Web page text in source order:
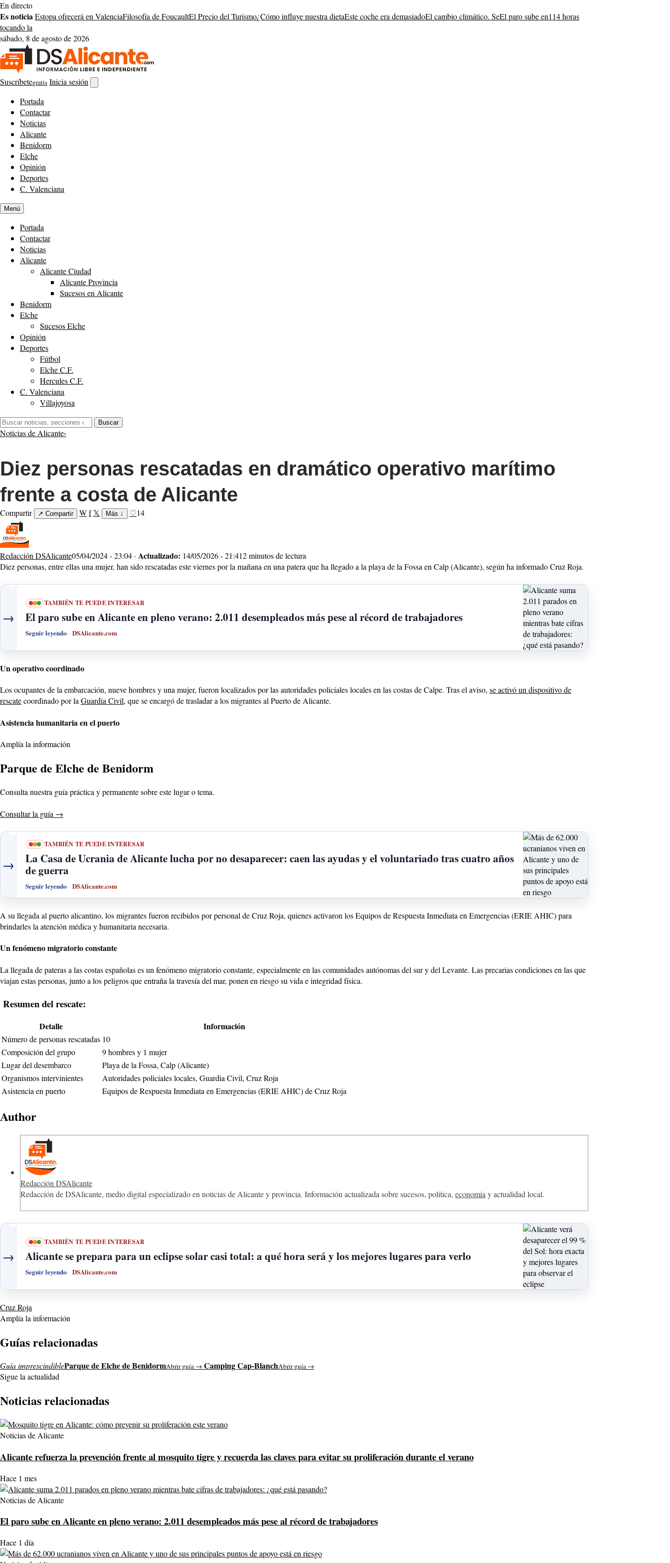
Saltar
al
contenido
En directo
Es noticiaEstopa ofrecerá en ValenciaFilosofía de FoucaultEl Precio del Turismo¿Cómo influye nuestra dietaEste coche era demasiadoEl cambio climático. SeEl paro sube en114 horas
tocando la
sábado, 8 de agosto de 2026
Suscríbetegratis Inicia sesión
buscador
Portada
Contactar
Noticias
Alicante
Benidorm
Elche
Opinión
Deportes
C. Valenciana
Menú
Portada
Contactar
Noticias
Alicante
Alicante Ciudad
Alicante Provincia
Sucesos en Alicante
Benidorm
Elche
Sucesos Elche
Opinión
Deportes
Fútbol
Elche C.F.
Hercules C.F.
C. Valenciana
Villajoyosa
Buscar:
Buscar
Noticias de Alicante›
Diez personas rescatadas en dramático operativo marítimo
frente a costa de Alicante
Compartir ↗ Compartir Wf 𝕏 Más ↓ ♡14
Redacción DSAlicante05/04/2024 - 23:04 · Actualizado: 14/05/2026 - 21:412 minutos de lectura
Diez personas, entre ellas una mujer, han sido rescatadas este viernes por la mañana en una patera que ha llegado a la playa de la Fossa en Calp (Alicante), según ha informado Cruz Roja.
→
TAMBIÉN TE PUEDE INTERESAR
El paro sube en Alicante en pleno verano: 2.011 desempleados más pese al récord de trabajadores
Seguir leyendo DSAlicante.com
Un operativo coordinado
Los ocupantes de la embarcación, nueve hombres y una mujer, fueron localizados por las autoridades policiales locales en las costas de Calpe. Tras el aviso, se activó un dispositivo de
rescatecoordinado por la Guardia Civil, que se encargó de trasladar a los migrantes al Puerto de Alicante.
Asistencia humanitaria en el puerto
Amplía la información
Parque de Elche de Benidorm
Consulta nuestra guía práctica y permanente sobre este lugar o tema.
Consultar la guía →
→
TAMBIÉN TE PUEDE INTERESAR
La Casa de Ucrania de Alicante lucha por no desaparecer: caen las ayudas y el voluntariado tras cuatro años
de guerra
Seguir leyendo DSAlicante.com
A su llegada al puerto alicantino, los migrantes fueron recibidos por personal de Cruz Roja, quienes activaron los Equipos de Respuesta Inmediata en Emergencias (ERIE AHIC) para
brindarles la atención médica y humanitaria necesaria.
Un fenómeno migratorio constante
La llegada de pateras a las costas españolas es un fenómeno migratorio constante, especialmente en las comunidades autónomas del sur y del Levante. Las precarias condiciones en las que
viajan estas personas, junto a los peligros que entraña la travesía del mar, ponen en riesgo su vida e integridad física.
Resumen del rescate:
Detalle Información
Número de personas rescatadas 10
Composición del grupo
9 hombres y 1 mujer
Lugar del desembarco
Playa de la Fossa, Calp (Alicante)
Organismos intervinientes
Autoridades policiales locales, Guardia Civil, Cruz Roja
Asistencia en puerto
Equipos de Respuesta Inmediata en Emergencias (ERIE AHIC) de Cruz Roja
Author
Redacción DSAlicante
Redacción de DSAlicante, medio digital especializado en noticias de Alicante y provincia. Información actualizada sobre sucesos, política, economía y actualidad local.
→
TAMBIÉN TE PUEDE INTERESAR
Alicante se prepara para un eclipse solar casi total: a qué hora será y los mejores lugares para verlo
Seguir leyendo DSAlicante.com
Cruz Roja
Amplía la información
Guías relacionadas
Guía imprescindibleParque de Elche de BenidormAbrir guía → Camping Cap-BlanchAbrir guía →
Sigue la actualidad
Noticias relacionadas
Noticias de Alicante
Alicante refuerza la prevención frente al mosquito tigre y recuerda las claves para evitar su proliferación durante el verano
Hace 1 mes
Noticias de Alicante
El paro sube en Alicante en pleno verano: 2.011 desempleados más pese al récord de trabajadores
Hace 1 día